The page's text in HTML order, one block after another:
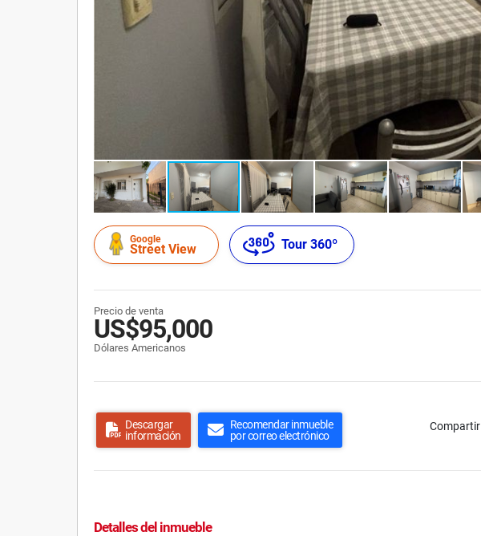
Google
Street View Tour 360º
Precio de venta
US$95,000
Dólares Americanos
Descargar
información
Recomendar inmueble
por correo electrónico
Compartir
Detalles del inmueble